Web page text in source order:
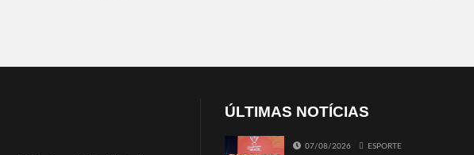
ÚLTIMAS NOTÍCIAS
07/08/2026 ESPORTE